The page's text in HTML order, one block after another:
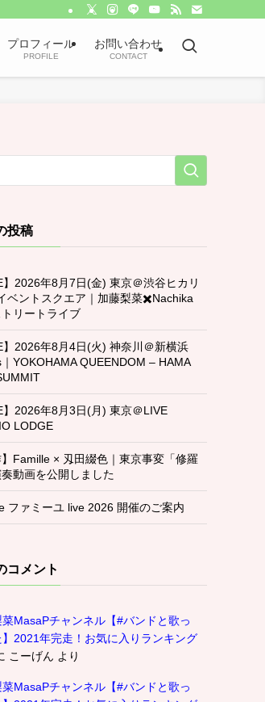
プロフィール
PROFILE
お問い合わせ
CONTACT
投稿
】2026年8月7日(金) 東京＠渋谷ヒカリ
ベントスクエア｜加藤梨菜✖️Nachika
リートライブ
】2026年8月4日(火) 神奈川＠新横浜
｜YOKOHAMA QUEENDOM – HAMA
】2026年8月3日(月) 東京＠LIVE
LODGE
】Famille × 刄田綴色｜東京事変「修羅
動画を公開しました
ファミーユ live 2026 開催のご案内
コメント
菜MasaPチャンネル【#バンドと歌っ
2021年完走！お気に入りランキング
こーげん より
菜MasaPチャンネル【#バンドと歌っ